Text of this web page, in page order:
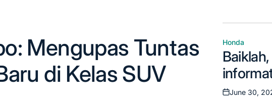
Mengupas Tuntas
di Kelas SUV
in
Honda WR-
Posted
in
Honda
Posted
June 30,